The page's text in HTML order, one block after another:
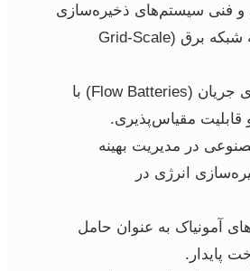
و فنی سیستم‌های ذخیره‌سازی
انرژی متصل به شبکه برق (Grid-Scale
توسعه باتری‌های جریان (Flow Batteries) با
قابلیت مقیاس‌پذیری.
در مدیریت بهینه
انرژی در
آمونیاک به عنوان حامل
پایدار.